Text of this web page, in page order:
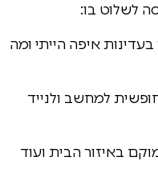
לשלוט בו:
איפה הייתי ומה
למחשב ולנייד
באיזור הבית ועוד